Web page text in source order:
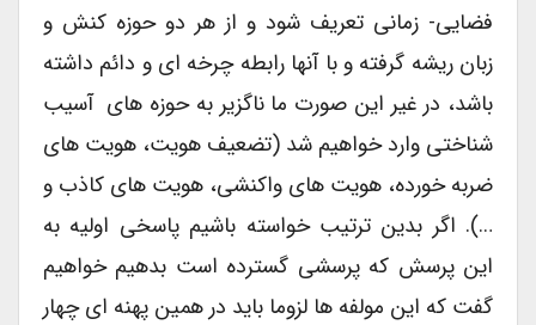
فضایی- زمانی تعریف شود و از هر دو حوزه کنش و
زبان ریشه گرفته و با آنها رابطه چرخه ای و دائم داشته
باشد، در غیر این صورت ما ناگزیر به حوزه های آسیب
شناختی وارد خواهیم شد (تضعیف هویت، هویت های
ضربه خورده، هویت های واکنشی، هویت های کاذب و
…). اگر بدین ترتیب خواسته باشیم پاسخی اولیه به
این پرسش که پرسشی گسترده است بدهیم خواهیم
گفت که این مولفه ها لزوما باید در همین پهنه ای چهار